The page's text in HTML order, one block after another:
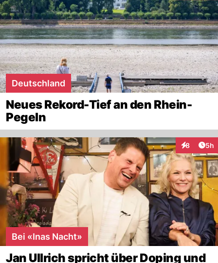
Deutschland
Neues Rekord-Tief an den Rhein-
Pegeln
8 5h
Bei «Inas Nacht»
Jan Ullrich spricht über Doping und